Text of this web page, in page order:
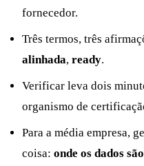
fornecedor.
Três termos, três
alinhada, ready.
Verificar leva dois
organismo de
Para a média empresa,
coisa: onde os dados